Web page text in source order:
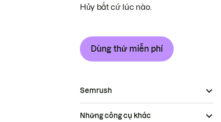
Hủy bất cứ lúc nào.
Dùng thử miễn phí
Semrush
Những công cụ khác